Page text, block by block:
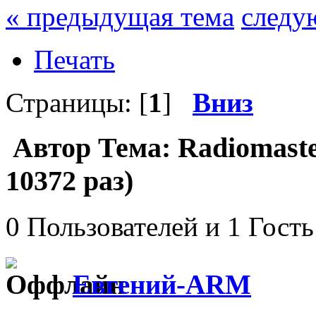
« предыдущая тема
Печать
Страницы: [1] Вниз
Автор Тема:
10372 раз)
0 Пользователей и 1
Евгений-ARM